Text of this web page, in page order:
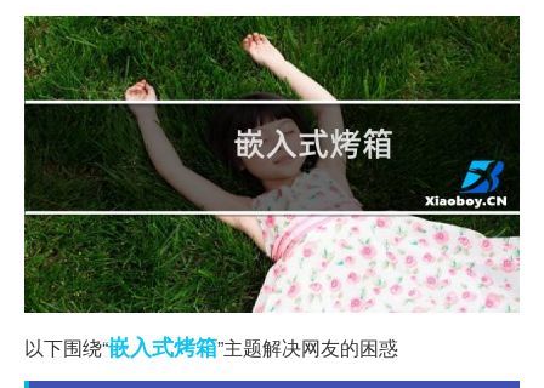
以下围绕“嵌入式烤箱”主题解决网友的困惑